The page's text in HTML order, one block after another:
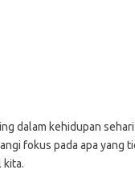
dalam kehidupan
fokus pada apa yang
kita.